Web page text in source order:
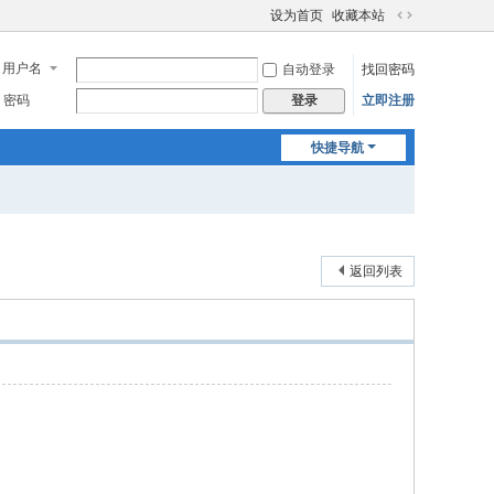
设为首页 收藏本站
切
到
宽
用户名 自动登录
找回密码
密码
登录 立即注册
快捷导航
返回列表